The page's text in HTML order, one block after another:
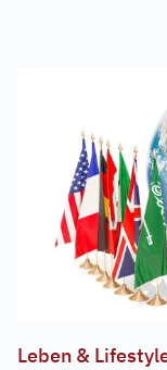
Leben &